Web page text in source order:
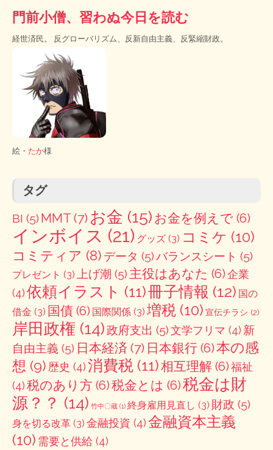
門前小僧、習わぬ今日を読む
経世済民。 反グローバリズム、反新自由主義、反緊縮財政。
絵・ たか様
タグ
BI (5) MMT (7) お金 (15) お金を例えで (6)
インボイス (21) グッズ (3) コミケ (10)
コミティア (8) データ (5)バランスシート (5)
プレゼント (3) 上げ潮 (5) 主役はあなた (6)企業
(4)依頼イラスト (11)冊子情報 (12) 国の
借金 (3) 国債 (6) 国際関係 (3) 増税 (10) 宣伝チラシ (2)
岸田政権 (14)政府支出 (5)文学フリマ (4) 新
自由主義 (5) 日本経済 (7) 日本銀行 (6)本の感
想 (9) 歴史 (4)消費税 (11)相互理解 (6)福祉
(4)税のあり方 (6)税金とは (6)税金は財
源？？ (14) 竹中〇蔵 (1) 終身雇用見直し (3) 財政 (5)
身を切る改革 (3) 金融投資 (4)金融資本主義
(10) 需要と供給 (4)